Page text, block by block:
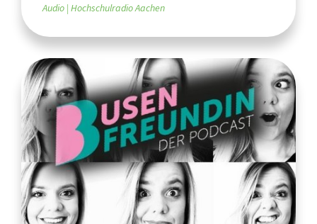
Audio Hochschulradio Aachen